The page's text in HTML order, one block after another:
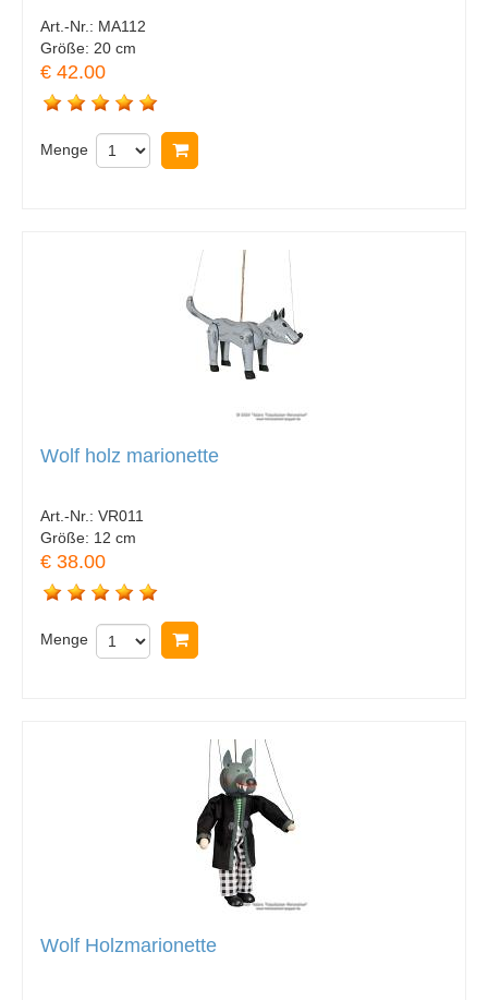
Art.-Nr.: MA112
Größe: 20 cm
€ 42.00
Menge
Wolf holz marionette
Art.-Nr.: VR011
Größe: 12 cm
€ 38.00
Menge
Wolf Holzmarionette